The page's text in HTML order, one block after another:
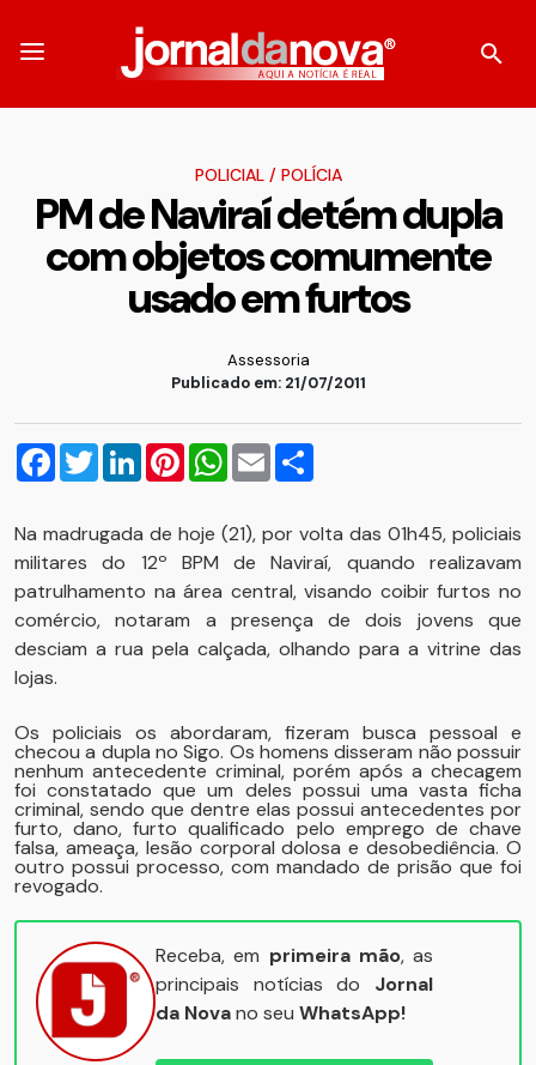
POLICIAL/ POLÍCIA
PM de Naviraí detém dupla
com objetos comumente
usado em furtos
Assessoria
Publicado em: 21/07/2011
Facebook
TwitterLinkedInPinterestWhatsApp
Email
Na madrugada de hoje (21), por volta das 01h45, policiais
militares do 12º BPM de Naviraí, quando realizavam
patrulhamento na área central, visando coibir furtos no
comércio, notaram a presença de dois jovens que
desciam a rua pela calçada, olhando para a vitrine das
lojas.
Os policiais os abordaram, fizeram busca pessoal e
checou a dupla no Sigo. Os homens disseram não possuir
nenhum antecedente criminal, porém após a checagem
foi constatado que um deles possui uma vasta ficha
criminal, sendo que dentre elas possui antecedentes por
furto, dano, furto qualificado pelo emprego de chave
falsa, ameaça, lesão corporal dolosa e desobediência. O
outro possui processo, com mandado de prisão que foi
revogado.
Receba, em primeira mão, as
principais notícias do Jornal
da Novano seu WhatsApp!